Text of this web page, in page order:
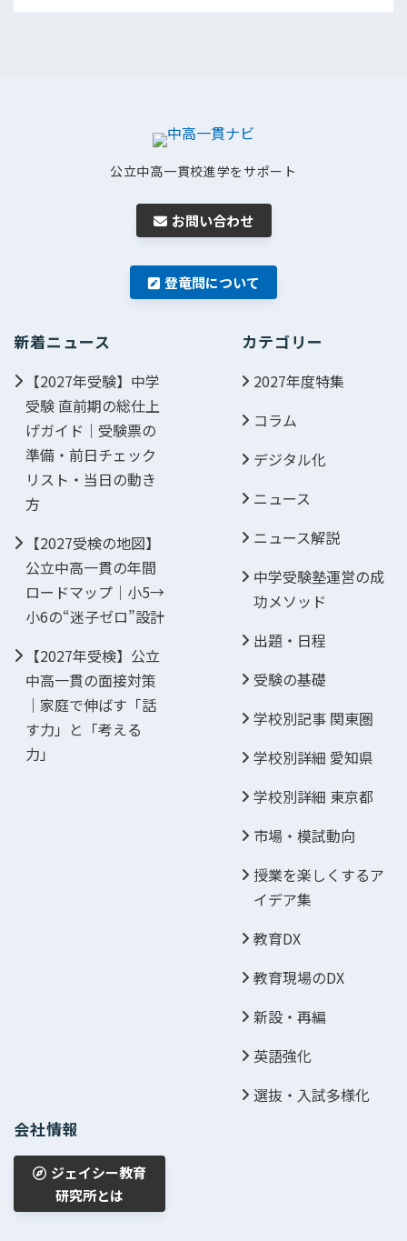
公立中高一貫校進学をサポート
お問い合わせ
登竜問について
新着ニュース
【2027年受験】中学
受験 直前期の総仕上
げガイド｜受験票の
準備・前日チェック
リスト・当日の動き
方
【2027受検の地図】
公立中高一貫の年間
ロードマップ｜小5→
小6の“迷子ゼロ”設計
【2027年受検】公立
中高一貫の面接対策
｜家庭で伸ばす「話
す力」と「考える
力」
カテゴリー
2027年度特集
コラム
デジタル化
ニュース
ニュース解説
中学受験塾運営の成
功メソッド
出題・日程
受験の基礎
学校別記事 関東圏
学校別詳細 愛知県
学校別詳細 東京都
市場・模試動向
授業を楽しくするア
イデア集
教育DX
教育現場のDX
新設・再編
英語強化
選抜・入試多様化
会社情報
ジェイシー教育
研究所とは